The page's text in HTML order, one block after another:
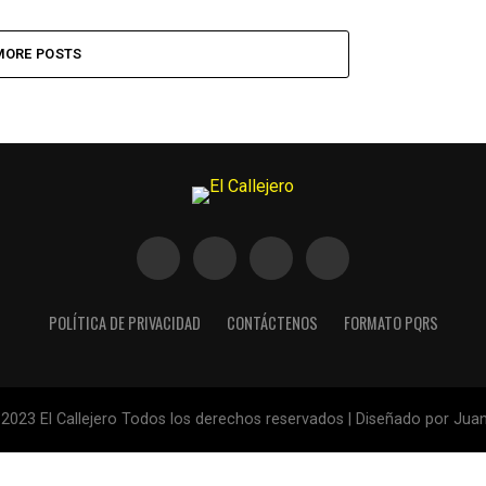
POSTS
POLÍTICA DE PRIVACIDAD CONTÁCTENOS FORMATO PQRS
El Callejero Todos los derechos reservados | Diseñado por